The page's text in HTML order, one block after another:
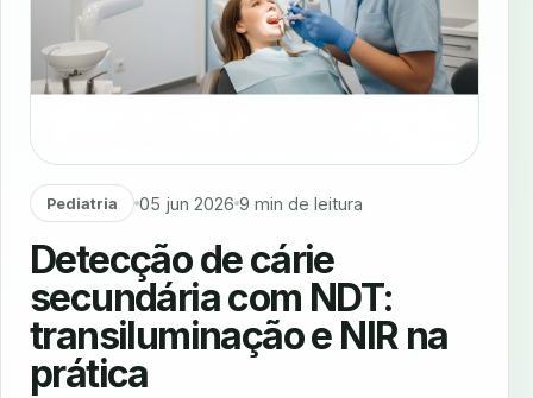
Pediatria 05 jun 2026 9 min de leitura
Detecção de cárie
secundária com NDT:
transiluminação e NIR na
prática